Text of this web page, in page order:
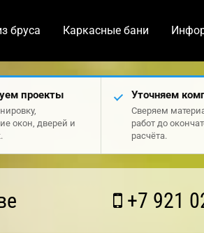
бруса Каркасные бани
проекты
окон, дверей и
Уточняем
Сверяем
работ до
расчёта.
+7 921